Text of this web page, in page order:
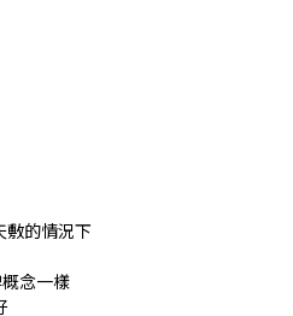
敷的情況下
念一樣